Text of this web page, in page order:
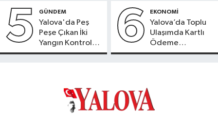
Süreci Başladı
5 GÜNDEM
Yalova'da Peş
Peşe Çıkan İki
Yangın Kontrol
Altına Alındı
6 EKONOMİ
Yalova’da Toplu
Ulaşımda Kartlı
Ödeme
Beklentisi